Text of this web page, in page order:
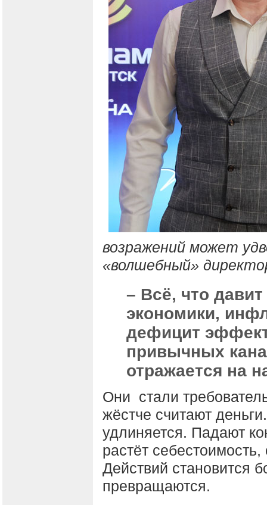
возражений может
«волшебный»
– Всё, что
экономики,
дефицит
привычных
отражается на
Они стали
жёстче считают
удлиняется. Падают
растёт
Действий становится
превращаются.